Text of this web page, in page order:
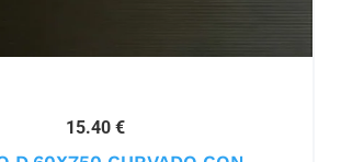
15.40 €